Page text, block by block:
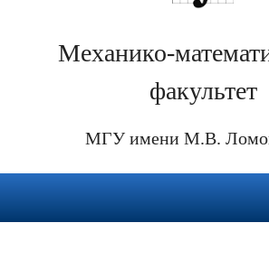
Механико-
факультет
МГУ имени М.В.